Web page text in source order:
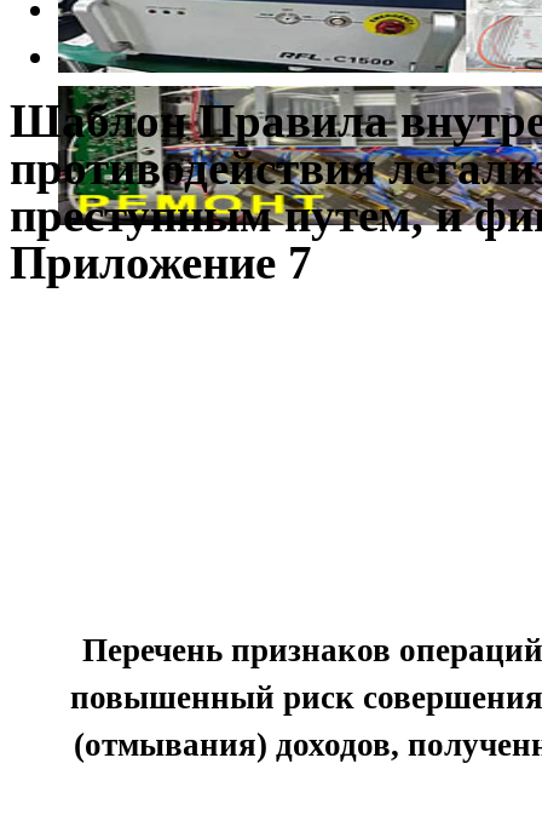
Шаблон Правила
противодействия
преступным путем, и
Приложение 7
Перечень признаков
повышенный риск
(отмывания) доходов,